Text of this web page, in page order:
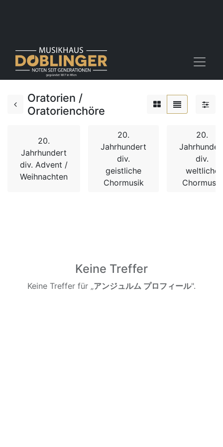
Oratorien /
Oratorienchöre
20.
Jahrhundert
div. Advent /
Weihnachten
20.
Jahrhundert
div.
geistliche
Chormusik
20.
div.
weltliche
Chormusik
Keine Treffer
Keine Treffer für „アンジュルム プロフィール".